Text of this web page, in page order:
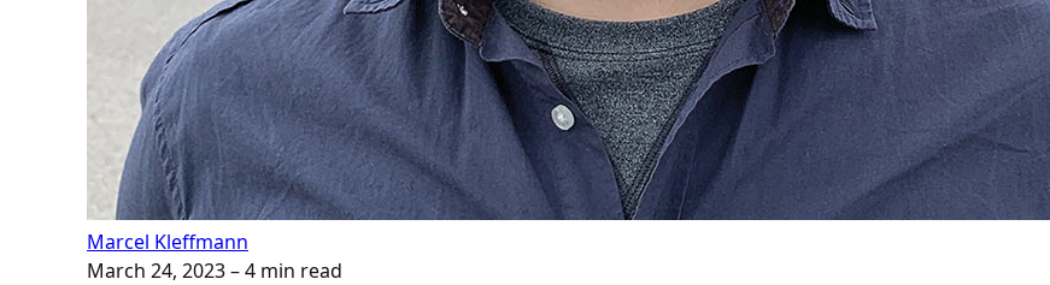
Marcel Kleffmann
March 24, 2023– 4 min read